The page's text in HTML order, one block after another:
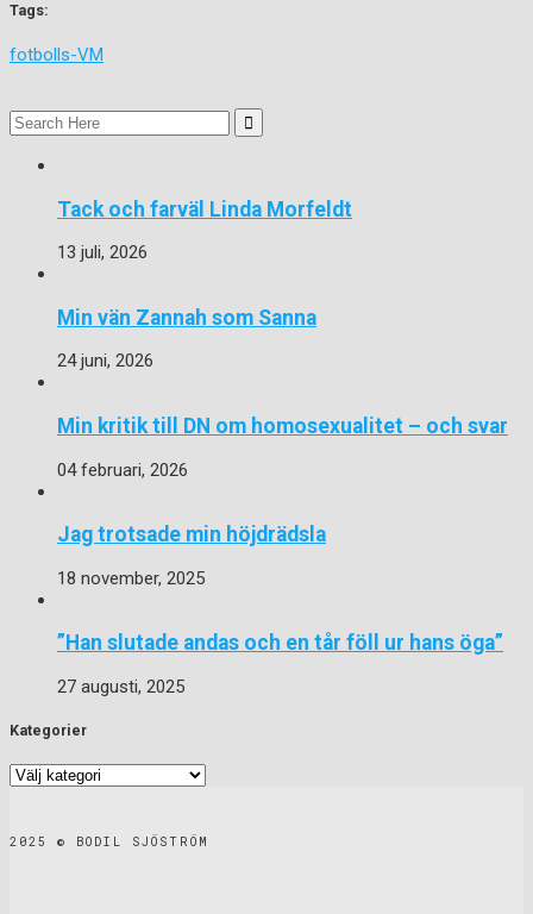
Tags:
fotbolls-VM
Search
for:
Tack och farväl Linda Morfeldt
13 juli, 2026
Min vän Zannah som Sanna
24 juni, 2026
Min kritik till DN om homosexualitet – och svar
04 februari, 2026
Jag trotsade min höjdrädsla
18 november, 2025
”Han slutade andas och en tår föll ur hans öga”
27 augusti, 2025
Kategorier
Kategorier
2025 © BODIL SJÖSTRÖM